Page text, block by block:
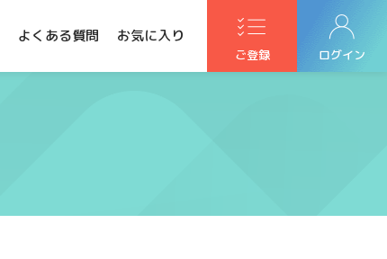
よくある質問 お気に入り
ご登録 ログイン